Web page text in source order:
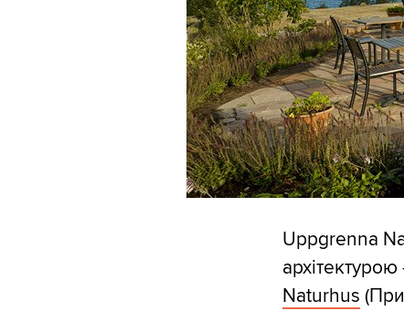
Uppgrenna
Naturhus